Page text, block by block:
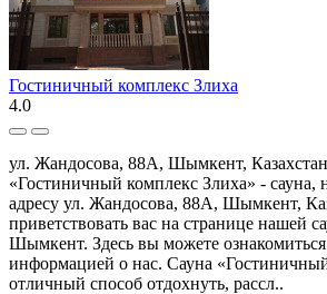
Гостиничный комплекс Злиха
4.0
ул. Жандосова, 88А, Шымкент, Казахстан
«Гостиничный комплекс Злиха» - сауна,
адресу ул. Жандосова, 88А, Шымкент,
приветствовать вас на странице нашей
Шымкент. Здесь вы можете
информацией о нас. Сауна
отличный способ отдохнуть, рассл..